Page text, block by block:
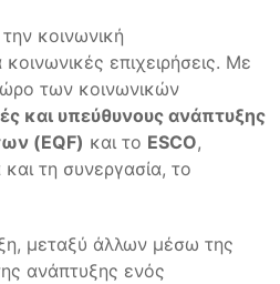
κοινωνική
επιχειρήσεις. Με
των κοινωνικών
και υπεύθυνους ανάπτυξης
(EQF) και το ESCO,
τη συνεργασία, το
μεταξύ άλλων μέσω της
ανάπτυξης ενός